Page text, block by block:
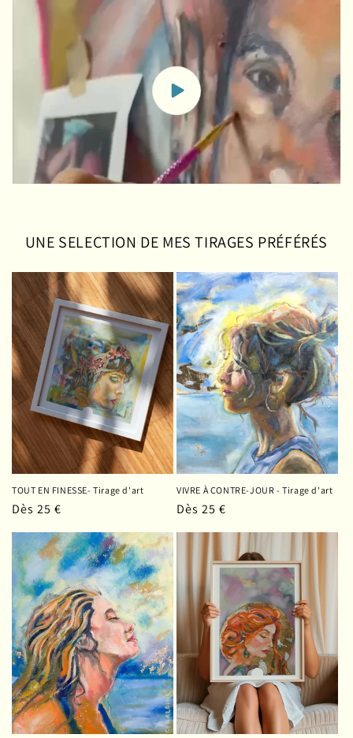
UNE SELECTION DE MES TIRAGES PRÉFÉRÉS
TOUT EN FINESSE- Tirage d'art
Prix
Dès 25 €
VIVRE À CONTRE-JOUR - Tirage d'art
Prix
Dès 25 €